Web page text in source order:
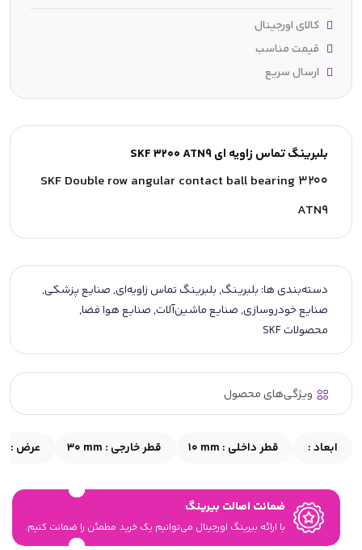
بلبرینگ تماس زاویه ای SKF 3200 ATN9
SKF Double row angular contact ball bearing 3200
ATN9
دسته‌بندی ها: بلبرینگ,بلبرینگ تماس زاویه‌ای,صنایع پزشکی,
صنایع خودروسازی,صنایع ماشین‌آلات,صنایع هوا فضا,
محصولات SKF
ویژگی‌های محصول
ابعاد : قطر داخلی : 10 mm قطر خارجی : 30 mm عرض :
ضمانت اصالت بیرینگ
با ارائه بیرینگ اورجینال می‎‌توانیم یک خرید مطمئن را ضمانت کنیم.
کالای اورجینال
قیمت مناسب
ارسال سریع